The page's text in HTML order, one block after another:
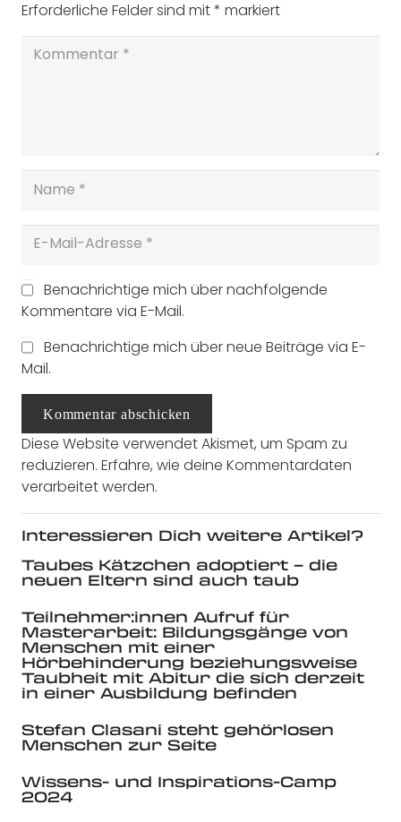
Erforderliche Felder sind mit* markiert
Benachrichtige mich über nachfolgende
Kommentare via E-Mail.
Benachrichtige mich über neue Beiträge via E-
Mail.
Kommentar abschicken
Diese Website verwendet Akismet, um Spam zu
reduzieren. Erfahre, wie deine Kommentardaten
verarbeitet werden.
Interessieren Dich weitere Artikel?
Taubes Kätzchen adoptiert – die
neuen Eltern sind auch taub
Teilnehmer:innen Aufruf für
Masterarbeit: Bildungsgänge von
Menschen mit einer
Hörbehinderung beziehungsweise
Taubheit mit Abitur die sich derzeit
in einer Ausbildung befinden
Stefan Clasani steht gehörlosen
Menschen zur Seite
Wissens- und Inspirations-Camp
2024